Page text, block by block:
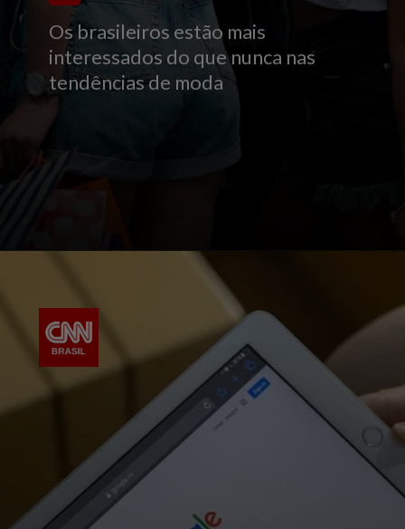
Os brasileiros estão mais
interessados do que nunca nas
tendências de moda